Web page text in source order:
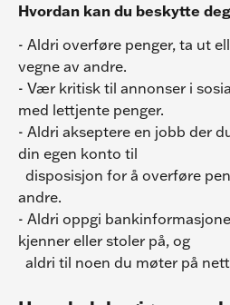
Hvordan kan du beskytte
- Aldri overføre penger, ta ut
vegne av andre.
- Vær kritisk til annonser i
med lettjente penger.
- Aldri akseptere en jobb der
din egen konto til
andre.
- Aldri oppgi
kjenner eller stoler på, og
aldri til noen du møter på